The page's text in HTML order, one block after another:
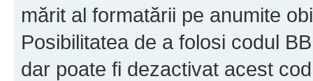
mărit al formatării pe anumite
Posibilitatea de a folosi codul
dar poate fi dezactivat acest